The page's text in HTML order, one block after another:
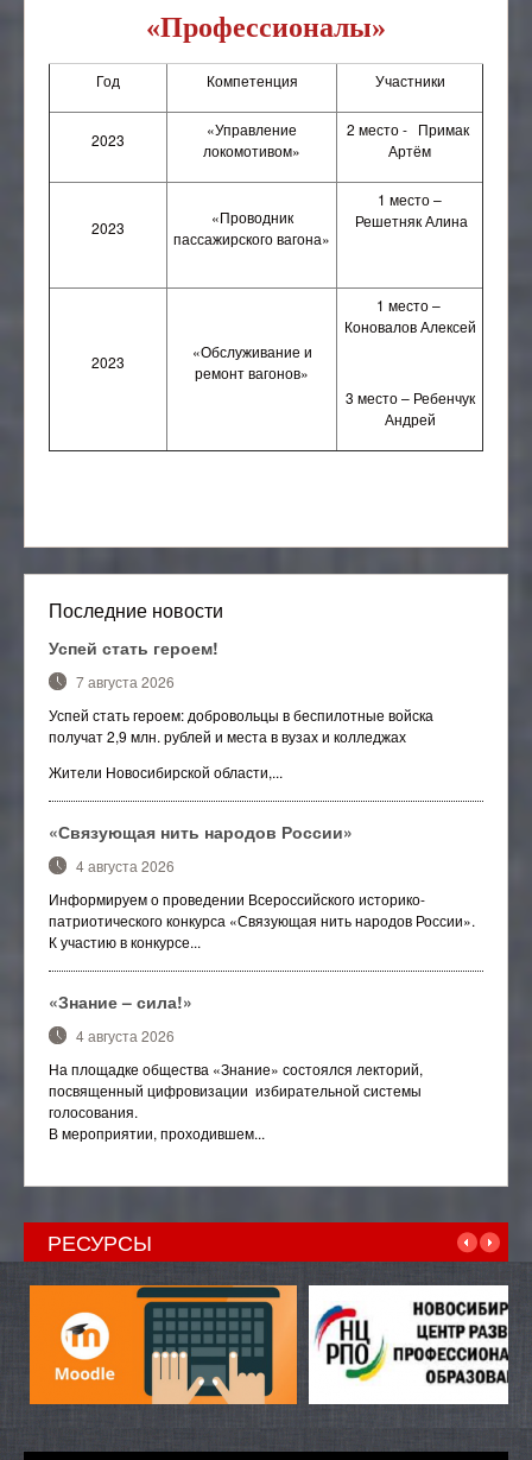
«Профессионалы»
Год Компетенция Участники
2023
«Управление
локомотивом»
2 место - Примак
Артём
2023
«Проводник
пассажирского вагона»
1 место –
Решетняк Алина
2023
«Обслуживание и
ремонт вагонов»
1 место –
Коновалов Алексей
3 место – Ребенчук
Андрей
Последние новости
Успей стать героем!
7 августа 2026
Успей стать героем: добровольцы в беспилотные войска
получат 2,9 млн. рублей и места в вузах и колледжах
Жители Новосибирской области,...
«Связующая нить народов России»
4 августа 2026
Информируем о проведении Всероссийского историко-
патриотического конкурса «Связующая нить народов России».
К участию в конкурсе...
«Знание – сила!»
4 августа 2026
На площадке общества «Знание» состоялся лекторий,
посвященный цифровизации избирательной системы
голосования.
В мероприятии, проходившем...
РЕСУРСЫ